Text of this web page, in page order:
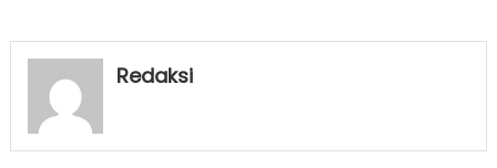
Redaksi